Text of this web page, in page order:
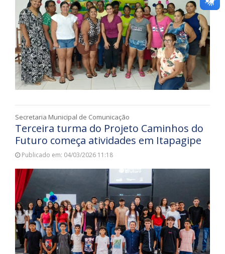
Secretaria Municipal de Comunicação
Terceira turma do Projeto Caminhos do
Futuro começa atividades em Itapagipe
Publicado em: 04/03/2026 11:18